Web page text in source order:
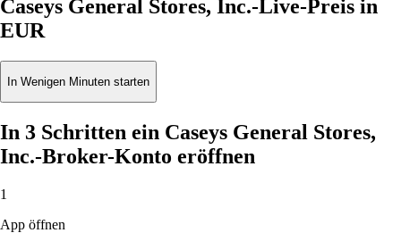
Caseys General Stores, Inc.-Live-Preis in
EUR
In Wenigen Minuten starten
In 3 Schritten ein Caseys General Stores,
Inc.-Broker-Konto eröffnen
1
App öffnen